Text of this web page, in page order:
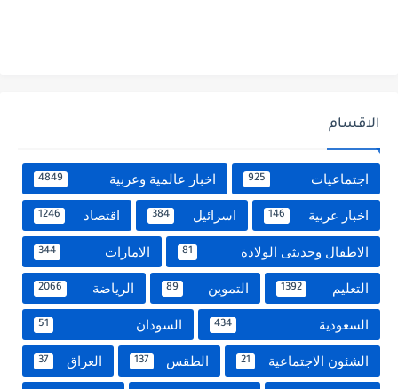
الاقسام
اجتماعيات 925 اخبار عالمية وعربية 4849
اخبار عربية 146 اسرائيل 384 اقتصاد 1246
الاطفال وحديثى الولادة 81 الامارات 344
التعليم 1392 التموين 89 الرياضة 2066
السعودية 434 السودان 51
الشئون الاجتماعية 21 الطقس 137 العراق 37